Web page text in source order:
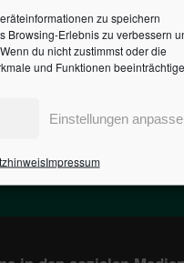
zu speichern
Browsing-Erlebnis zu verbessern
du nicht zustimmst oder die
und Funktionen
Einstellungen
Impressum
DER
IN DEUTSCHLAND